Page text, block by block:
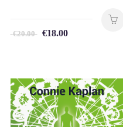
€20.00 €18.00